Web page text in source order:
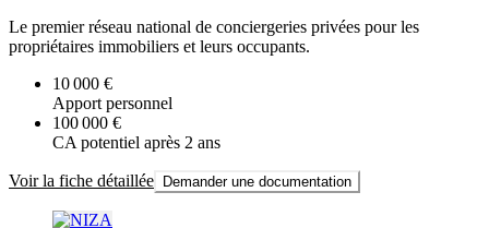
Le premier réseau national de conciergeries privées pour les
propriétaires immobiliers et leurs occupants.
10 000 €
Apport personnel
100 000 €
CA potentiel après 2 ans
Voir la fiche détaillée Demander une documentation